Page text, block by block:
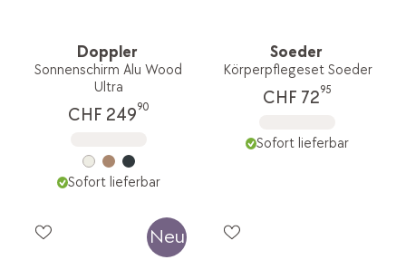
Doppler
Sonnenschirm Alu Wood
Ultra
CHF 24990
Sofort lieferbar
Soeder
Körperpflegeset Soeder
CHF 7295
Sofort lieferbar
Neu